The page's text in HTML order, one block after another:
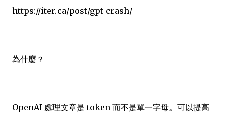
https://iter.ca/post/gpt-crash/
為什麼？
OpenAI 處理文章是 token 而不是單一字母。可以提高